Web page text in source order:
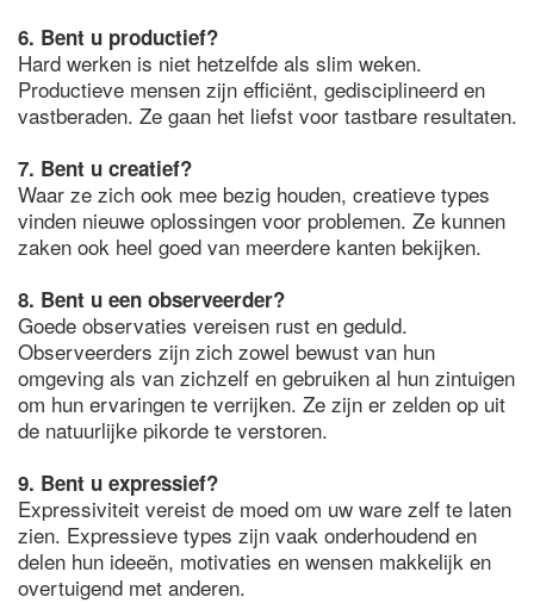
6. Bent u productief?
Hard werken is niet hetzelfde als slim weken.
Productieve mensen zijn efficiënt, gedisciplineerd en
vastberaden. Ze gaan het liefst voor tastbare resultaten.
7. Bent u creatief?
Waar ze zich ook mee bezig houden, creatieve types
vinden nieuwe oplossingen voor problemen. Ze kunnen
zaken ook heel goed van meerdere kanten bekijken.
8. Bent u een observeerder?
Goede observaties vereisen rust en geduld.
Observeerders zijn zich zowel bewust van hun
omgeving als van zichzelf en gebruiken al hun zintuigen
om hun ervaringen te verrijken. Ze zijn er zelden op uit
de natuurlijke pikorde te verstoren.
9. Bent u expressief?
Expressiviteit vereist de moed om uw ware zelf te laten
zien. Expressieve types zijn vaak onderhoudend en
delen hun ideeën, motivaties en wensen makkelijk en
overtuigend met anderen.